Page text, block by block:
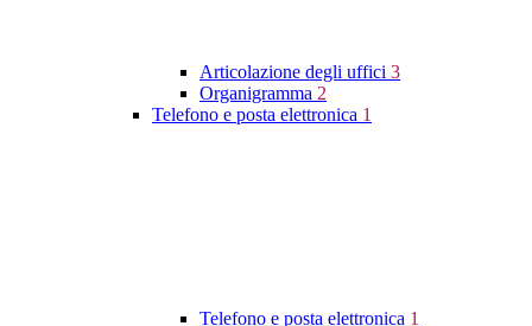
Articolazione degli uffici 3
Organigramma 2
Telefono e posta elettronica 1
Telefono e posta elettronica 1